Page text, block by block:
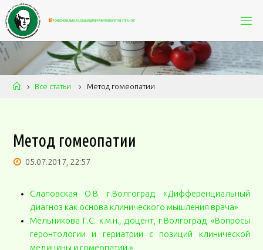
П РОФЕССИОНАЛЬНАЯАССОЦИАЦИЯВРАЧЕЙ-ГОМЕОПАТОВСТРАНСНГ
Все статьи Метод гомеопатии
Метод гомеопатии
05.07.2017, 22:57
Слаповская О.В. г.Волгоград «Дифференциальный
диагноз как основа клинического мышления врача»
Мельникова Г.С. к.м.н., доцент, г.Волгоград «Вопросы
геронтологии и гериатрии с позиций клинической
медицины и гомеопатии.»